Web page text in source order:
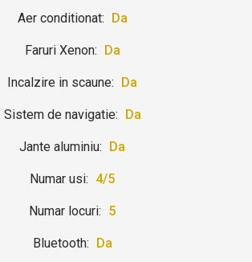
Aer conditionat: Da
Faruri Xenon: Da
Incalzire in scaune: Da
Sistem de navigatie: Da
Jante aluminiu: Da
Numar usi: 4/5
Numar locuri: 5
Bluetooth: Da